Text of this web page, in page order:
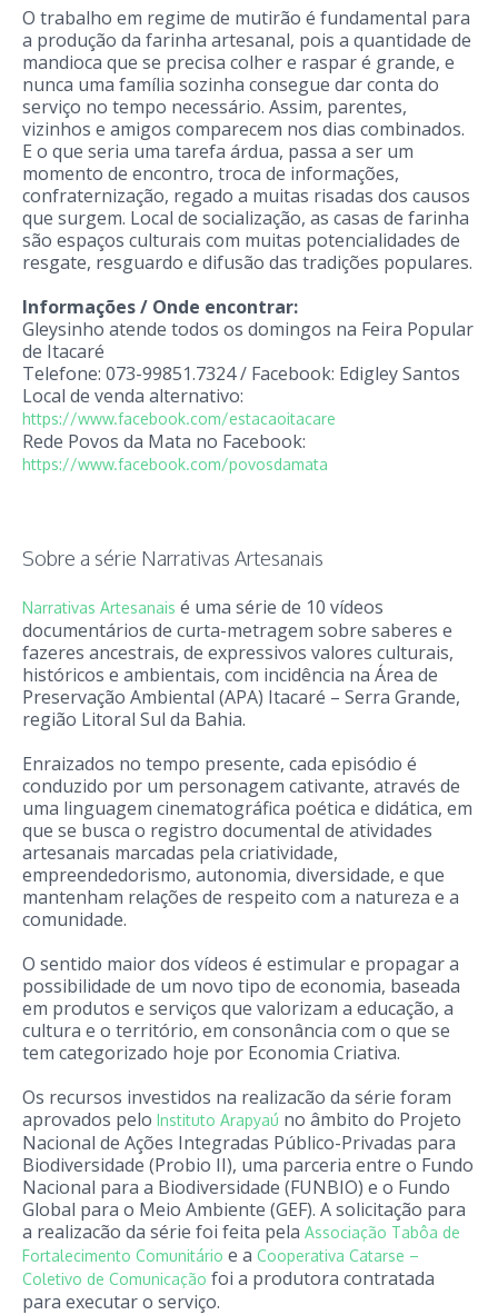
O trabalho em regime de mutirão é fundamental para
a produção da farinha artesanal, pois a quantidade de
mandioca que se precisa colher e raspar é grande, e
nunca uma família sozinha consegue dar conta do
serviço no tempo necessário. Assim, parentes,
vizinhos e amigos comparecem nos dias combinados.
E o que seria uma tarefa árdua, passa a ser um
momento de encontro, troca de informações,
confraternização, regado a muitas risadas dos causos
que surgem. Local de socialização, as casas de farinha
são espaços culturais com muitas potencialidades de
resgate, resguardo e difusão das tradições populares.
Informações / Onde encontrar:
Gleysinho atende todos os domingos na Feira Popular
de Itacaré
Telefone: 073-99851.7324 / Facebook: Edigley Santos
Local de venda alternativo:
https://www.facebook.com/estacaoitacare
Rede Povos da Mata no Facebook:
https://www.facebook.com/povosdamata
Sobre a série Narrativas Artesanais
Narrativas Artesanais é uma série de 10 vídeos
documentários de curta-metragem sobre saberes e
fazeres ancestrais, de expressivos valores culturais,
históricos e ambientais, com incidência na Área de
Preservação Ambiental (APA) Itacaré – Serra Grande,
região Litoral Sul da Bahia.
Enraizados no tempo presente, cada episódio é
conduzido por um personagem cativante, através de
uma linguagem cinematográfica poética e didática, em
que se busca o registro documental de atividades
artesanais marcadas pela criatividade,
empreendedorismo, autonomia, diversidade, e que
mantenham relações de respeito com a natureza e a
comunidade.
O sentido maior dos vídeos é estimular e propagar a
possibilidade de um novo tipo de economia, baseada
em produtos e serviços que valorizam a educação, a
cultura e o território, em consonância com o que se
tem categorizado hoje por Economia Criativa.
Os recursos investidos na realizacão da série foram
aprovados pelo Instituto Arapyaú no âmbito do Projeto
Nacional de Ações Integradas Público-Privadas para
Biodiversidade (Probio II), uma parceria entre o Fundo
Nacional para a Biodiversidade (FUNBIO) e o Fundo
Global para o Meio Ambiente (GEF). A solicitação para
a realizacão da série foi feita pela Associação Tabôa de
Fortalecimento Comunitário e a Cooperativa Catarse –
Coletivo de Comunicação foi a produtora contratada
para executar o serviço.